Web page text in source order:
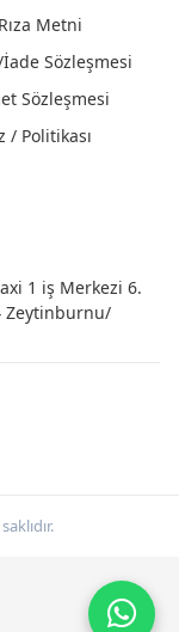
Metni
Sözleşmesi
Sözleşmesi
/ Politikası
1 iş Merkezi 6.
Zeytinburnu/